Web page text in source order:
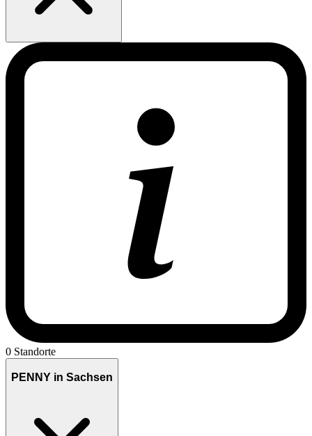
0 Standorte
PENNY in Sachsen